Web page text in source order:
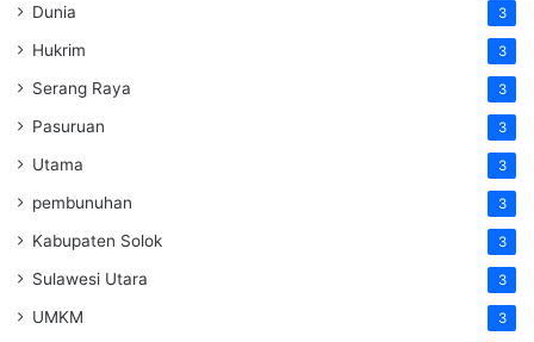
Dunia 3
Hukrim 3
Serang Raya 3
Pasuruan 3
Utama 3
pembunuhan 3
Kabupaten Solok 3
Sulawesi Utara 3
UMKM 3